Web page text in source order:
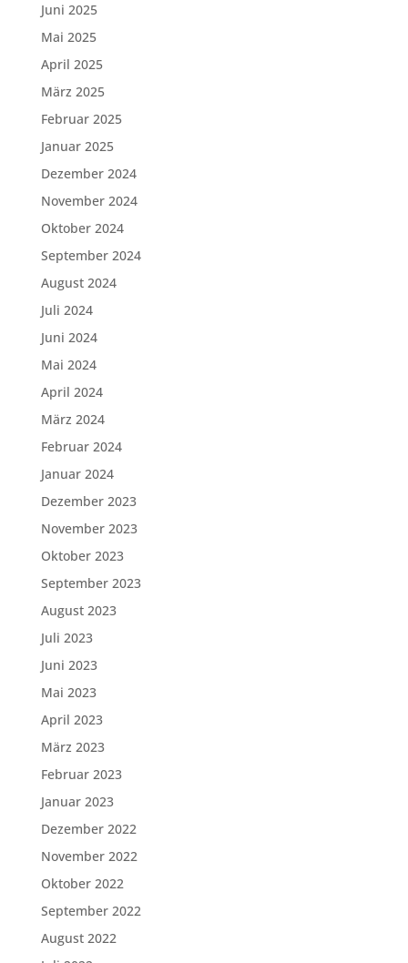
Juni 2025
Mai 2025
April 2025
März 2025
Februar 2025
Januar 2025
Dezember 2024
November 2024
Oktober 2024
September 2024
August 2024
Juli 2024
Juni 2024
Mai 2024
April 2024
März 2024
Februar 2024
Januar 2024
Dezember 2023
November 2023
Oktober 2023
September 2023
August 2023
Juli 2023
Juni 2023
Mai 2023
April 2023
März 2023
Februar 2023
Januar 2023
Dezember 2022
November 2022
Oktober 2022
September 2022
August 2022